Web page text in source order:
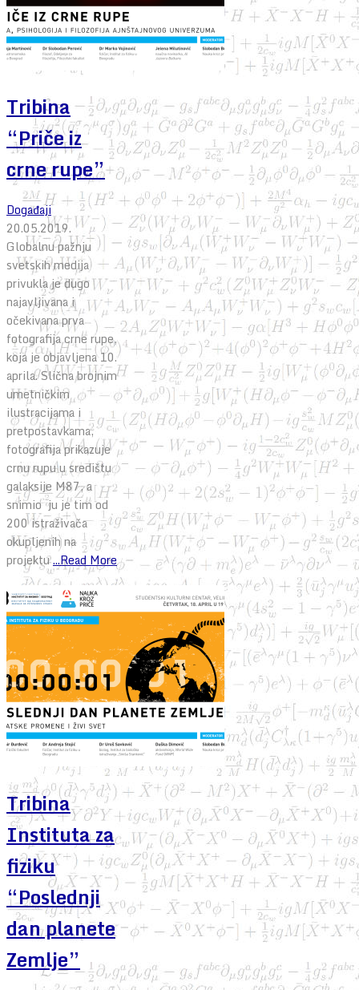
Tribina
“Priče iz
crne rupe”
Događaji
20.05.2019.
Globalnu pažnju
svetskih medija
privukla je dugo
najavljivana i
očekivana prva
fotografija crne rupe,
koja je objavljena 10.
aprila. Slična brojnim
umetničkim
ilustracijama i
pretpostavkama,
fotografija prikazuje
crnu rupu u središtu
galaksije M87, a
snimio ju je tim od
200 istraživača
okupljenih na
projektu...Read More
Tribina
Instituta za
fiziku
“Poslednji
dan planete
Zemlje”